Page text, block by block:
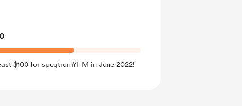
$100 for speqtrumYHM in June 2022!